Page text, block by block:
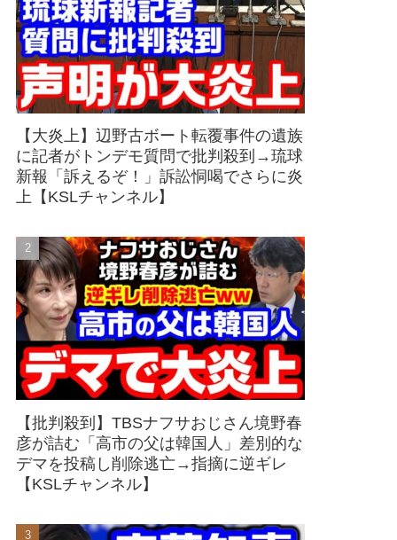
【大炎上】辺野古ボート転覆事件の遺族
に記者がトンデモ質問で批判殺到→琉球
新報「訴えるぞ！」訴訟恫喝でさらに炎
上【KSLチャンネル】
【批判殺到】TBSナフサおじさん境野春
彦が詰む「高市の父は韓国人」差別的な
デマを投稿し削除逃亡→指摘に逆ギレ
【KSLチャンネル】